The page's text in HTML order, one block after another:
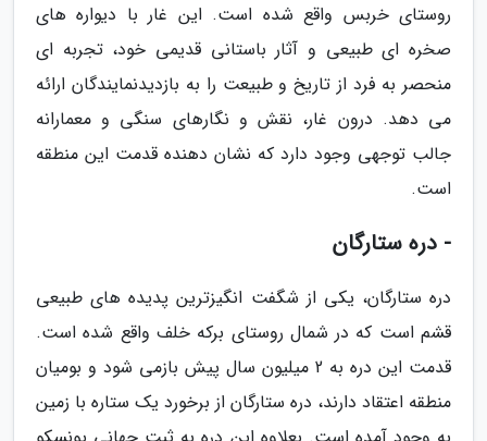
روستای خربس واقع شده است. این غار با دیواره های
صخره ای طبیعی و آثار باستانی قدیمی خود، تجربه ای
منحصر به فرد از تاریخ و طبیعت را به بازدیدنمایندگان ارائه
می دهد. درون غار، نقش و نگارهای سنگی و معمارانه
جالب توجهی وجود دارد که نشان دهنده قدمت این منطقه
است.
- دره ستارگان
دره ستارگان، یکی از شگفت انگیزترین پدیده های طبیعی
قشم است که در شمال روستای برکه خلف واقع شده است.
قدمت این دره به 2 میلیون سال پیش بازمی شود و بومیان
منطقه اعتقاد دارند، دره ستارگان از برخورد یک ستاره با زمین